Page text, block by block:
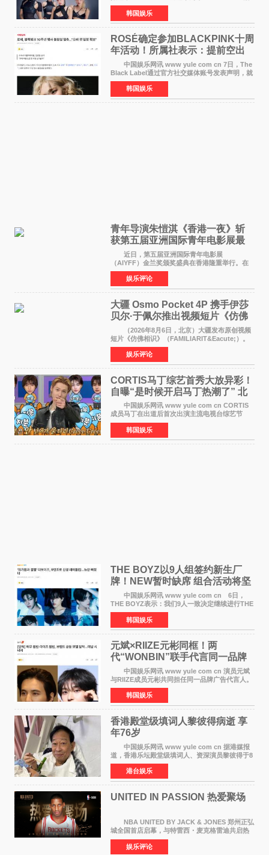
动将由智秀、ROS&Eacute;、JENNIE出席，
LISA将缺席。 此前BLACKPINK所属社YG并
未为组合出道十周年做
韩国娱乐
ROSÉ确定参加BLACKPINK十周
年活动！所属社表示：提前空出
了时间
中国娱乐网讯 www yule com cn 7日，The
Black Label通过官方社交媒体账号发表声明，就
近期网络上关于ROS&Eacute;个人行程及是否参
加BLACKPINK出道纪念活动的种种猜测作出正
式回应。 Th
韩国娱乐
青年导演朱愷淇《香港一夜》斩
获第五届亚洲国际青年电影展最
佳剧本改编奖
近日，第五届亚洲国际青年电影展
（AIYFF）金兰奖颁奖盛典在香港隆重举行。在
这场汇聚数百位海内外电影人、文化界人士及媒
体代表的亚洲青年影视盛会上，香港本土电影
《香港一夜》（Dawn in Ho
娱乐评论
大疆 Osmo Pocket 4P 携手伊莎
贝尔·于佩尔推出视频短片《仿佛
相识》
（2026年8月6日，北京）大疆发布原创视频
短片《仿佛相识》（FAMILIARIT&Eacute;）。
视频短片由戛纳国际电影节最佳女演员伊莎贝尔·
于佩尔（Isabelle Huppert）主演，全程使用大
疆首款双主摄口
娱乐评论
CORTIS马丁综艺首秀大放异彩！
自曝“是时候开启马丁热潮了” 北
美巡演火热进行中
中国娱乐网讯 www yule com cn CORTIS
成员马丁在出道后首次出演主流电视台综艺节
目，展现了多才多艺的魅力。 马丁出演了5日
播出的MBC《Radio Star》Fashion与Passion
之间，I&lsquo;m
韩国娱乐
THE BOYZ以9人组签约新生厂
牌！NEW暂时缺席 组合活动将坚
定不移继续
中国娱乐网讯 www yule com cn 6日，
THE BOYZ表示：我们9人一致决定继续进行THE
BOYZ组合活动，并且已经完成了组合团体活动
签约。目前正在新生厂牌下进行活动准备。尚未
离开THE BOYZ原所
韩国娱乐
元斌×RIIZE元彬同框！两
代“WONBIN”联手代言同一品牌
颜值天花板合体
中国娱乐网讯 www yule com cn 演员元斌
与RIIZE成员元彬共同担任同一品牌广告代言人。
6日据独家报道，继演员元斌之后，RIIZE元彬最
近也被选为某在线中介平台A公司的共同广告代言
人，两人将作
韩国娱乐
香港殿堂级填词人黎彼得病逝 享
年76岁​
中国娱乐网讯 www yule com cn 据港媒报
道，香港乐坛殿堂级填词人、资深演员黎彼得于8
月5日上午因病离世，终年76岁。好友钟志光透
露，黎彼得今年3月中风后便卧床休养，身体机能
持续衰退，最
港台娱乐
UNITED IN PASSION 热爱聚场
NBA UNITED BY JACK & JONES 郑州正弘
城全国首店启幕，与特雷西・麦克格雷迪共启热
爱 2026 年7 月21 日，
NBAUNITEDBYJACK&JONES 全国首店，于郑
娱乐评论